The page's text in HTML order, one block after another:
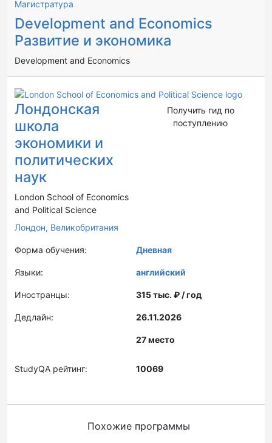
Магистратура
Development and Economics
Развитие и экономика
Development and Economics
Лондонская
школа
экономики и
политических
наук
London School of Economics
and Political Science
Лондон, Великобритания
Получить гид по
поступлению
Форма обучения: Дневная
Языки: английский
Иностранцы: 315 тыс. ₽ / год
Дедлайн: 26.11.2026
27 место
StudyQA рейтинг: 10069
Похожие программы